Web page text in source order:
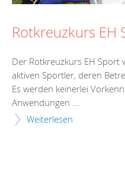
Rotkreuzkurs EH
Der Rotkreuzkurs EH Sport
aktiven Sportler, deren
Es werden keinerlei
Anwendungen ...
Weiterlesen